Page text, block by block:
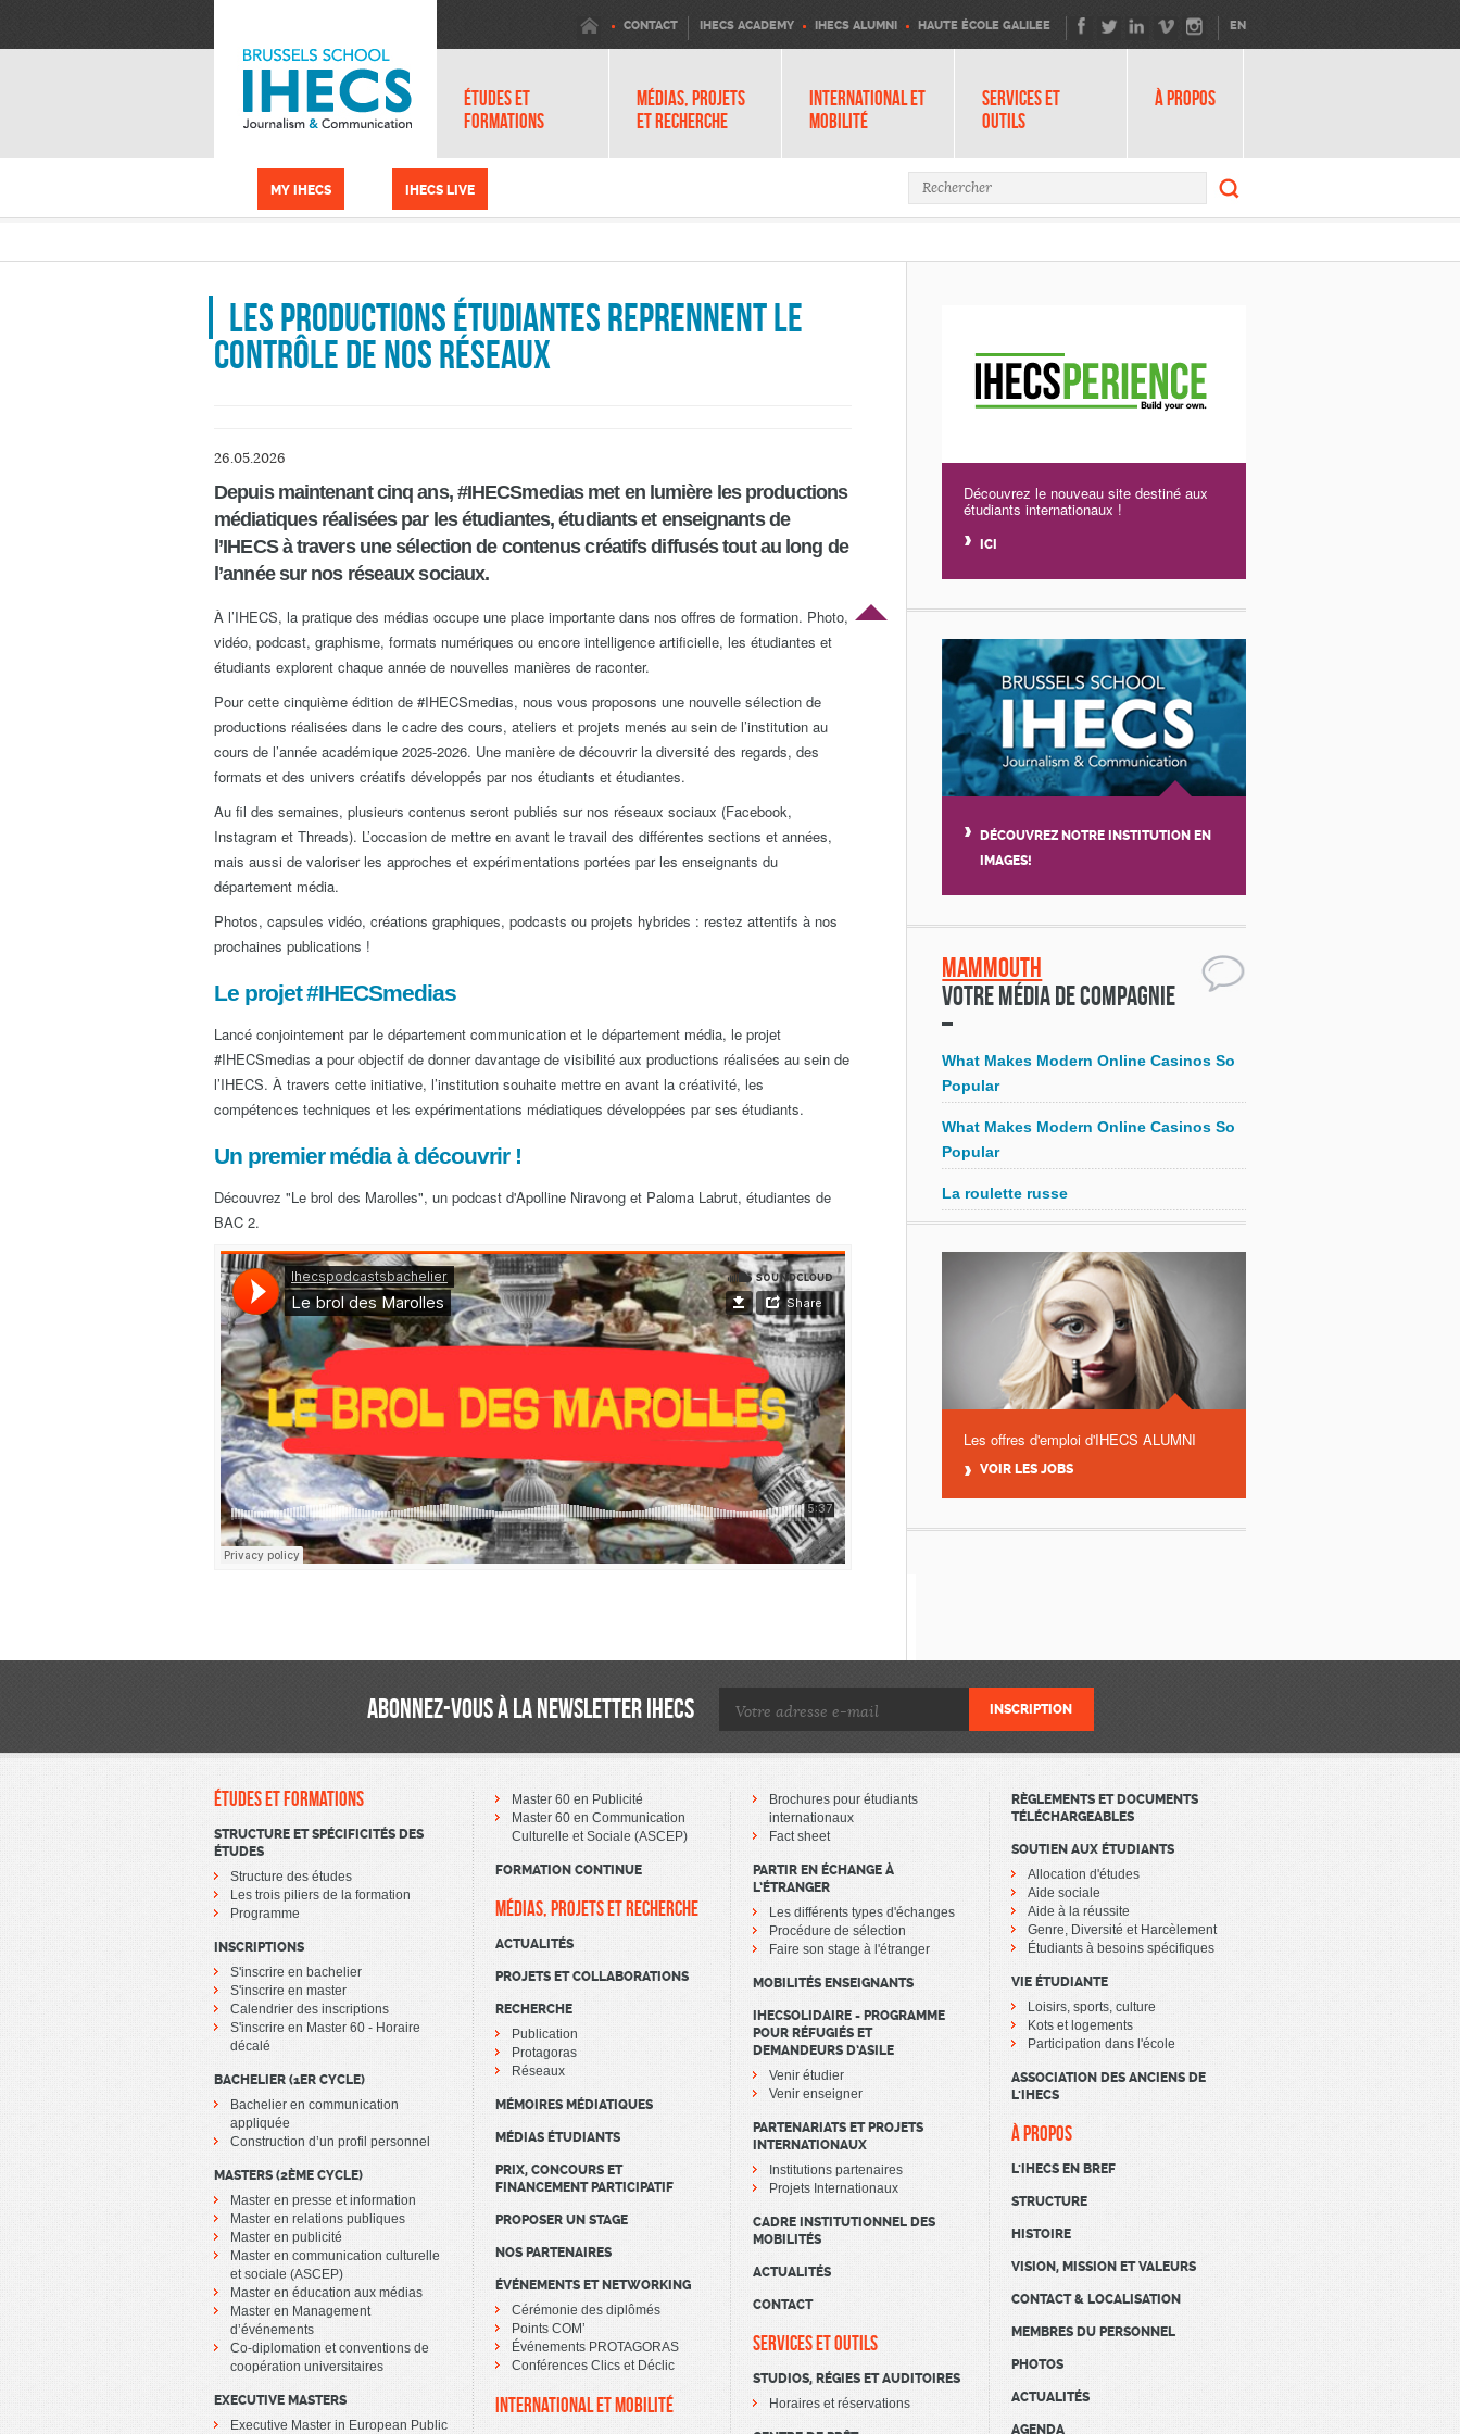
CONTACT IHECS ACADEMY IHECS ALUMNI HAUTE ÉCOLE GALILEE EN
ÉTUDES ET
FORMATIONS
MÉDIAS, PROJETS
ET RECHERCHE
INTERNATIONAL ET
MOBILITÉ
SERVICES ET
OUTILS
À PROPOS
MY IHECS IHECS LIVE Formulaire de recherche Rechercher
Les productions étudiantes reprennent le
contrôle de nos réseaux
26.05.2026
Depuis maintenant cinq ans, #IHECSmedias met en lumière les productions
médiatiques réalisées par les étudiantes, étudiants et enseignants de
l’IHECS à travers une sélection de contenus créatifs diffusés tout au long de
l’année sur nos réseaux sociaux.
À l’IHECS, la pratique des médias occupe une place importante dans nos offres de formation. Photo,
vidéo, podcast, graphisme, formats numériques ou encore intelligence artificielle, les étudiantes et
étudiants explorent chaque année de nouvelles manières de raconter.
Pour cette cinquième édition de #IHECSmedias, nous vous proposons une nouvelle sélection de
productions réalisées dans le cadre des cours, ateliers et projets menés au sein de l’institution au
cours de l’année académique 2025-2026. Une manière de découvrir la diversité des regards, des
formats et des univers créatifs développés par nos étudiants et étudiantes.
Au fil des semaines, plusieurs contenus seront publiés sur nos réseaux sociaux (Facebook,
Instagram et Threads). L’occasion de mettre en avant le travail des différentes sections et années,
mais aussi de valoriser les approches et expérimentations portées par les enseignants du
département média.
Photos, capsules vidéo, créations graphiques, podcasts ou projets hybrides : restez attentifs à nos
prochaines publications !
Le projet #IHECSmedias
Lancé conjointement par le département communication et le département média, le projet
#IHECSmedias a pour objectif de donner davantage de visibilité aux productions réalisées au sein de
l’IHECS. À travers cette initiative, l’institution souhaite mettre en avant la créativité, les
compétences techniques et les expérimentations médiatiques développées par ses étudiants.
Un premier média à découvrir !
Découvrez "Le brol des Marolles", un podcast d'Apolline Niravong et Paloma Labrut, étudiantes de
BAC 2.
Découvrez le nouveau site destiné aux
étudiants internationaux !
ICI
DÉCOUVREZ NOTRE INSTITUTION EN
IMAGES!
Mammouth
Votre média de compagnie
What Makes Modern Online Casinos So
Popular
What Makes Modern Online Casinos So
Popular
La roulette russe
Les offres d'emploi d'IHECS ALUMNI
VOIR LES JOBS
ABONNEZ-VOUS À LA NEWSLETTER IHECS
ÉTUDES ET FORMATIONS
STRUCTURE ET SPÉCIFICITÉS DES
ÉTUDES
Structure des études
Les trois piliers de la formation
Programme
INSCRIPTIONS
S'inscrire en bachelier
S'inscrire en master
Calendrier des inscriptions
S'inscrire en Master 60 - Horaire
décalé
BACHELIER (1ER CYCLE)
Bachelier en communication
appliquée
Construction d’un profil personnel
MASTERS (2ÈME CYCLE)
Master en presse et information
Master en relations publiques
Master en publicité
Master en communication culturelle
et sociale (ASCEP)
Master en éducation aux médias
Master en Management
d’événements
Co-diplomation et conventions de
coopération universitaires
EXECUTIVE MASTERS
Executive Master in European Public
Master 60 en Publicité
Master 60 en Communication
Culturelle et Sociale (ASCEP)
FORMATION CONTINUE
MÉDIAS, PROJETS ET RECHERCHE
ACTUALITÉS
PROJETS ET COLLABORATIONS
RECHERCHE
Publication
Protagoras
Réseaux
MÉMOIRES MÉDIATIQUES
MÉDIAS ÉTUDIANTS
PRIX, CONCOURS ET
FINANCEMENT PARTICIPATIF
PROPOSER UN STAGE
NOS PARTENAIRES
ÉVÉNEMENTS ET NETWORKING
Cérémonie des diplômés
Points COM’
Événements PROTAGORAS
Conférences Clics et Déclic
INTERNATIONAL ET MOBILITÉ
Brochures pour étudiants
internationaux
Fact sheet
PARTIR EN ÉCHANGE À
L’ÉTRANGER
Les différents types d'échanges
Procédure de sélection
Faire son stage à l'étranger
MOBILITÉS ENSEIGNANTS
IHECSOLIDAIRE - PROGRAMME
POUR RÉFUGIÉS ET
DEMANDEURS D’ASILE
Venir étudier
Venir enseigner
PARTENARIATS ET PROJETS
INTERNATIONAUX
Institutions partenaires
Projets Internationaux
CADRE INSTITUTIONNEL DES
MOBILITÉS
ACTUALITÉS
CONTACT
SERVICES ET OUTILS
STUDIOS, RÉGIES ET AUDITOIRES
Horaires et réservations
RÈGLEMENTS ET DOCUMENTS
TÉLÉCHARGEABLES
SOUTIEN AUX ÉTUDIANTS
Allocation d'études
Aide sociale
Aide à la réussite
Genre, Diversité et Harcèlement
Étudiants à besoins spécifiques
VIE ÉTUDIANTE
Loisirs, sports, culture
Kots et logements
Participation dans l'école
ASSOCIATION DES ANCIENS DE
L'IHECS
À PROPOS
L'IHECS EN BREF
STRUCTURE
HISTOIRE
VISION, MISSION ET VALEURS
CONTACT & LOCALISATION
MEMBRES DU PERSONNEL
PHOTOS
ACTUALITÉS
AGENDA